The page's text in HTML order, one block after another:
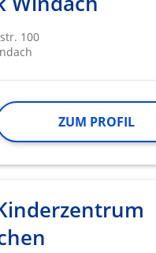
100
ZUM PROFIL